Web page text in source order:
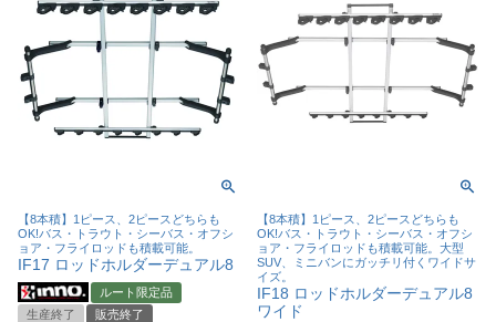
【8本積】1ピース、2ピースどちらも
OK!バス・トラウト・シーバス・オフシ
ョア・フライロッドも積載可能。
IF17 ロッドホルダーデュアル8
ルート限定品
生産終了
販売終了
【8本積】1ピース、2ピースどちらも
OK!バス・トラウト・シーバス・オフシ
ョア・フライロッドも積載可能。大型
SUV、ミニバンにガッチリ付くワイドサ
イズ。
IF18 ロッドホルダーデュアル8
ワイド